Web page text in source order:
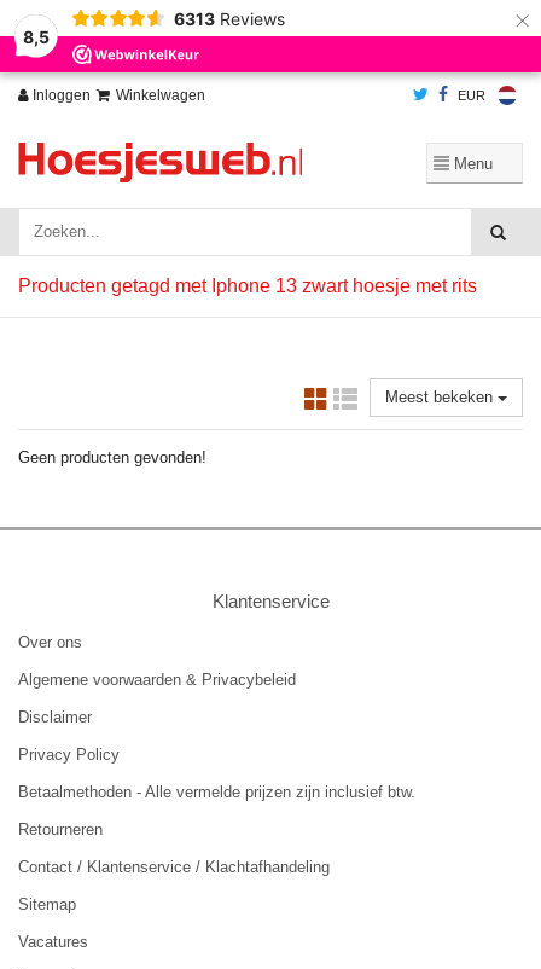
8,5
6313 Reviews ×
Inloggen Winkelwagen EUR
Producten getagd met Iphone 13 zwart hoesje met rits
Meest bekeken
Geen producten gevonden!
Klantenservice
Over ons
Algemene voorwaarden & Privacybeleid
Disclaimer
Privacy Policy
Betaalmethoden - Alle vermelde prijzen zijn inclusief btw.
Retourneren
Contact / Klantenservice / Klachtafhandeling
Sitemap
Vacatures
Wij slaan cookies op om onze website te verbeteren. Is dat akkoord?
Ja
Nee